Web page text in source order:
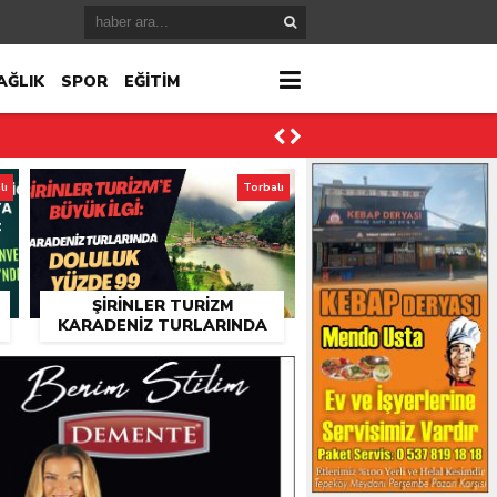
SPOR EĞİTİM
ŞIRINLER TURIZM
KARADENIZ TURLARINDA
Torbalı